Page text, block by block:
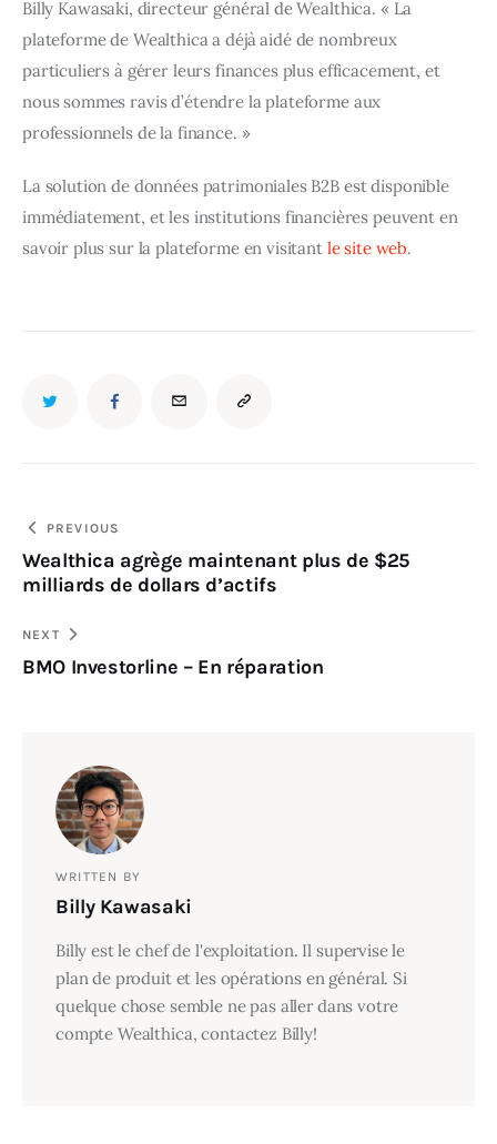
Billy Kawasaki, directeur général de Wealthica. « La
plateforme de Wealthica a déjà aidé de nombreux
particuliers à gérer leurs finances plus efficacement, et
nous sommes ravis d’étendre la plateforme aux
professionnels de la finance. »
La solution de données patrimoniales B2B est disponible
immédiatement, et les institutions financières peuvent en
savoir plus sur la plateforme en visitant le site web.
PREVIOUS
Wealthica agrège maintenant plus de $25
milliards de dollars d’actifs
NEXT
BMO Investorline – En réparation
WRITTEN BY
Billy Kawasaki
Billy est le chef de l'exploitation. Il supervise le
plan de produit et les opérations en général. Si
quelque chose semble ne pas aller dans votre
compte Wealthica, contactez Billy!